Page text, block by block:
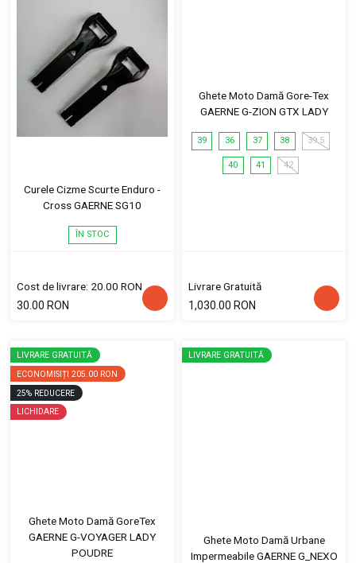
Curele Cizme Scurte Enduro -
Cross GAERNE SG10
ÎN STOC
Cost de livrare: 20.00 RON
30.00 RON
Ghete Moto Damă Gore-Tex
GAERNE G-ZION GTX LADY
39 36 37 38 39.5
40 41 42
Livrare Gratuită
1,030.00 RON
LIVRARE GRATUITĂ
ECONOMISIȚI 205.00 RON
25% REDUCERE
LICHIDARE
Ghete Moto Damă GoreTex
GAERNE G-VOYAGER LADY
POUDRE
LIVRARE GRATUITĂ
Ghete Moto Damă Urbane
Impermeabile GAERNE G_NEXO